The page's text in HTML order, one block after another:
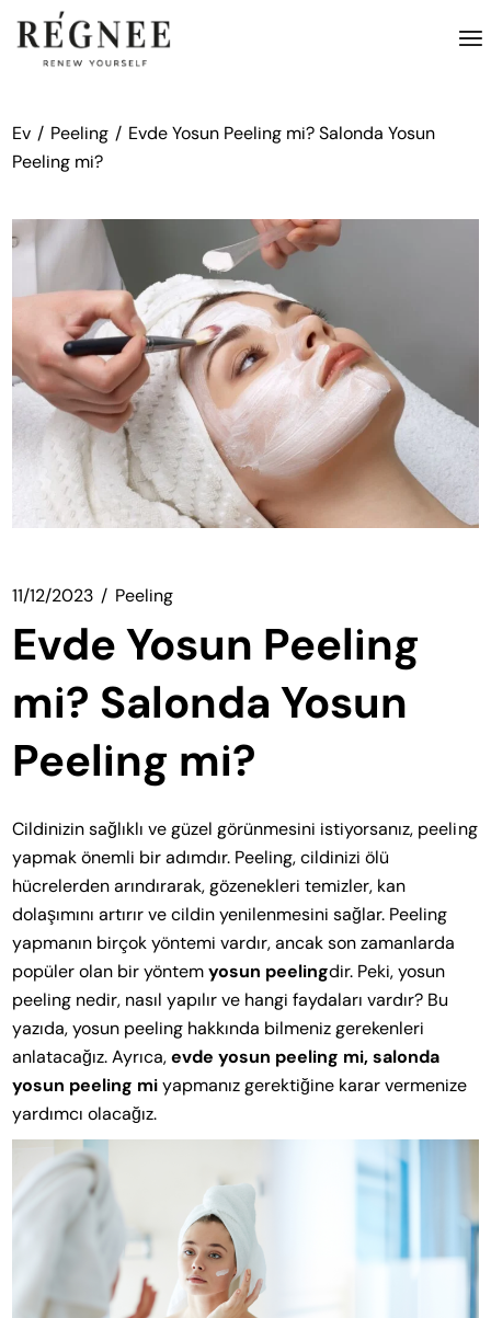
atla
Ev Peeling
Evde Yosun Peeling mi? Salonda Yosun
Peeling mi?
11/12/2023 Peeling
Evde Yosun Peeling
mi? Salonda Yosun
Peeling mi?
Cildinizin sağlıklı ve güzel görünmesini istiyorsanız, peeling
yapmak önemli bir adımdır. Peeling, cildinizi ölü
hücrelerden arındırarak, gözenekleri temizler, kan
dolaşımını artırır ve cildin yenilenmesini sağlar. Peeling
yapmanın birçok yöntemi vardır, ancak son zamanlarda
popüler olan bir yöntemyosun peelingdir. Peki, yosun
peeling nedir, nasıl yapılır ve hangi faydaları vardır? Bu
yazıda, yosun peeling hakkında bilmeniz gerekenleri
anlatacağız. Ayrıca,evde yosun peeling mi, salonda
yosun peeling miyapmanız gerektiğine karar vermenize
yardımcı olacağız.